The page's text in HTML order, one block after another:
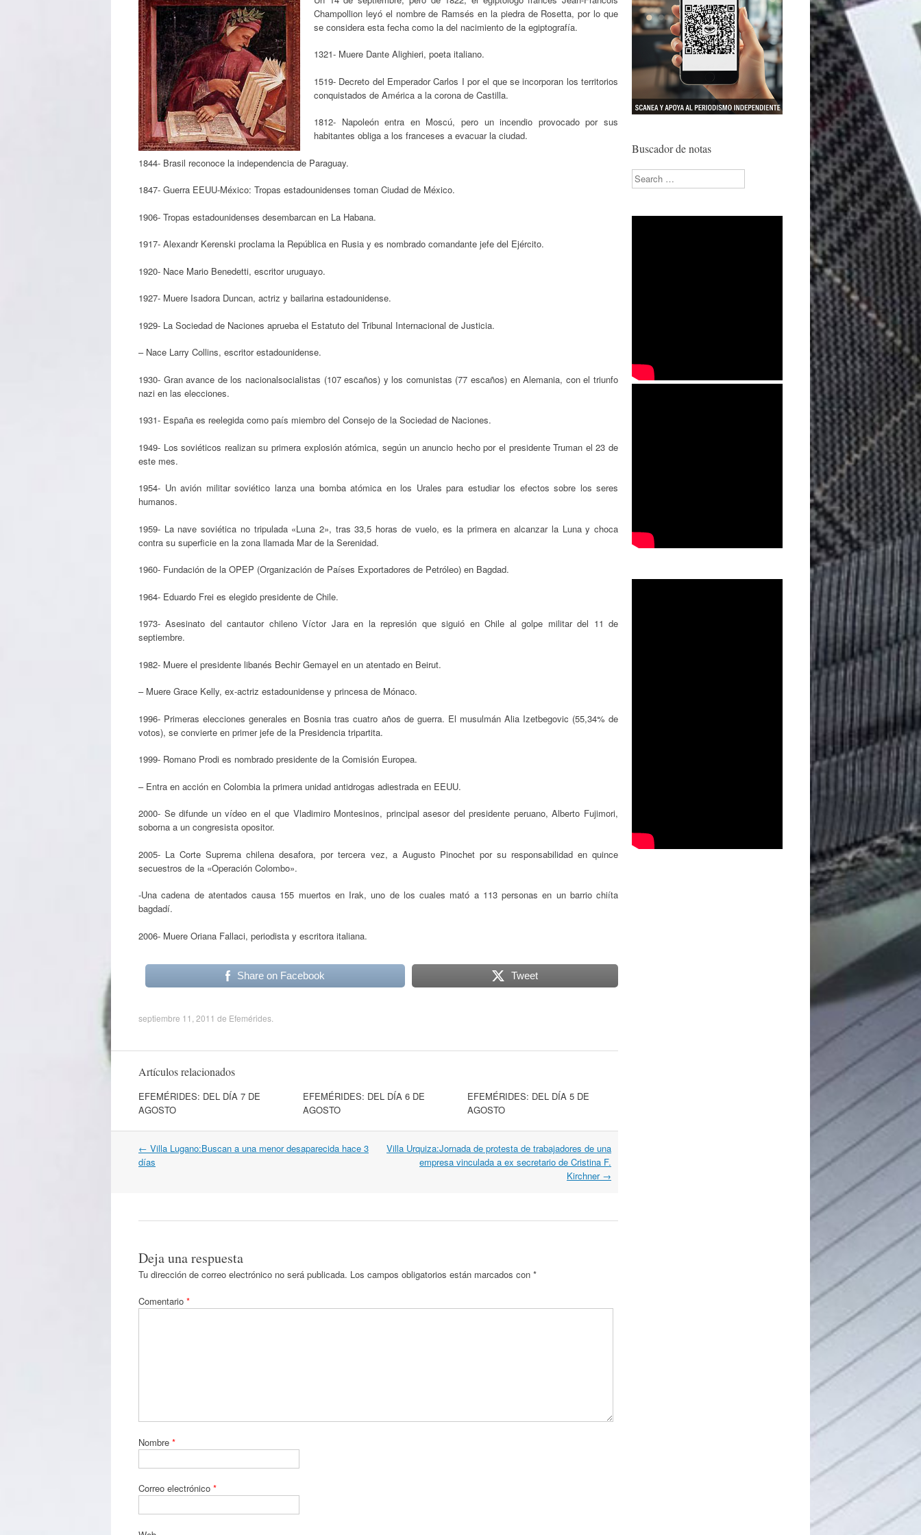
Champollion leyó el nombre de Ramsés en la piedra de Rosetta, por lo que
se considera esta fecha como la del nacimiento de la egiptografía.
1321- Muere Dante Alighieri, poeta italiano.
1519- Decreto del Emperador Carlos I por el que se incorporan los territorios
conquistados de América a la corona de Castilla.
1812- Napoleón entra en Moscú, pero un incendio provocado por sus
habitantes obliga a los franceses a evacuar la ciudad.
1844- Brasil reconoce la independencia de Paraguay.
1847- Guerra EEUU-México: Tropas estadounidenses toman Ciudad de México.
1906- Tropas estadounidenses desembarcan en La Habana.
1917- Alexandr Kerenski proclama la República en Rusia y es nombrado comandante jefe del Ejército.
1920- Nace Mario Benedetti, escritor uruguayo.
1927- Muere Isadora Duncan, actriz y bailarina estadounidense.
1929- La Sociedad de Naciones aprueba el Estatuto del Tribunal Internacional de Justicia.
– Nace Larry Collins, escritor estadounidense.
1930- Gran avance de los nacionalsocialistas (107 escaños) y los comunistas (77 escaños) en Alemania, con el triunfo
nazi en las elecciones.
1931- España es reelegida como país miembro del Consejo de la Sociedad de Naciones.
1949- Los soviéticos realizan su primera explosión atómica, según un anuncio hecho por el presidente Truman el 23 de
este mes.
1954- Un avión militar soviético lanza una bomba atómica en los Urales para estudiar los efectos sobre los seres
humanos.
1959- La nave soviética no tripulada «Luna 2», tras 33,5 horas de vuelo, es la primera en alcanzar la Luna y choca
contra su superficie en la zona llamada Mar de la Serenidad.
1960- Fundación de la OPEP (Organización de Países Exportadores de Petróleo) en Bagdad.
1964- Eduardo Frei es elegido presidente de Chile.
1973- Asesinato del cantautor chileno Víctor Jara en la represión que siguió en Chile al golpe militar del 11 de
septiembre.
1982- Muere el presidente libanés Bechir Gemayel en un atentado en Beirut.
– Muere Grace Kelly, ex-actriz estadounidense y princesa de Mónaco.
1996- Primeras elecciones generales en Bosnia tras cuatro años de guerra. El musulmán Alia Izetbegovic (55,34% de
votos), se convierte en primer jefe de la Presidencia tripartita.
1999- Romano Prodi es nombrado presidente de la Comisión Europea.
– Entra en acción en Colombia la primera unidad antidrogas adiestrada en EEUU.
2000- Se difunde un vídeo en el que Vladimiro Montesinos, principal asesor del presidente peruano, Alberto Fujimori,
soborna a un congresista opositor.
2005- La Corte Suprema chilena desafora, por tercera vez, a Augusto Pinochet por su responsabilidad en quince
secuestros de la «Operación Colombo».
-Una cadena de atentados causa 155 muertos en Irak, uno de los cuales mató a 113 personas en un barrio chiíta
bagdadí.
2006- Muere Oriana Fallaci, periodista y escritora italiana.
Share on Facebook Tweet
septiembre 11, 2011 de Efemérides
Artículos relacionados
EFEMÉRIDES: DEL DÍA 7 DE
AGOSTO
EFEMÉRIDES: DEL DÍA 6 DE
AGOSTO
EFEMÉRIDES: DEL DÍA 5 DE
AGOSTO
Navegación
por
← Villa Lugano:Buscan a una menor desaparecida hace 3
días
Villa Urquiza:Jornada de protesta de trabajadores de una
empresa vinculada a ex secretario de Cristina F.
Kirchner →
Deja una respuesta
Tu dirección de correo electrónico no será publicada. Los campos obligatorios están marcados con *
Comentario *
Nombre *
Correo electrónico *
Buscador de notas
Search